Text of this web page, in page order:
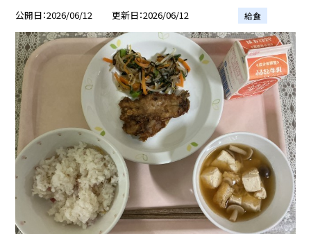
公開日 2026/06/12 更新日 2026/06/12 給食